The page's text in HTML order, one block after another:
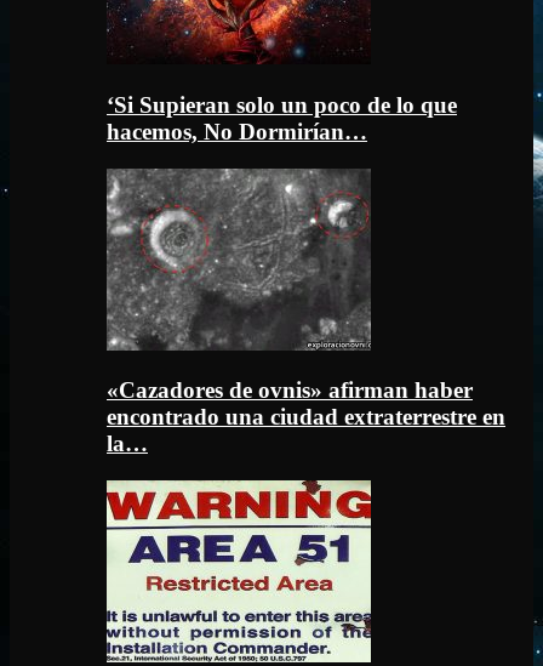
‘Si Supieran solo un poco de lo que
hacemos, No Dormirían…
«Cazadores de ovnis» afirman haber
encontrado una ciudad extraterrestre en
la…